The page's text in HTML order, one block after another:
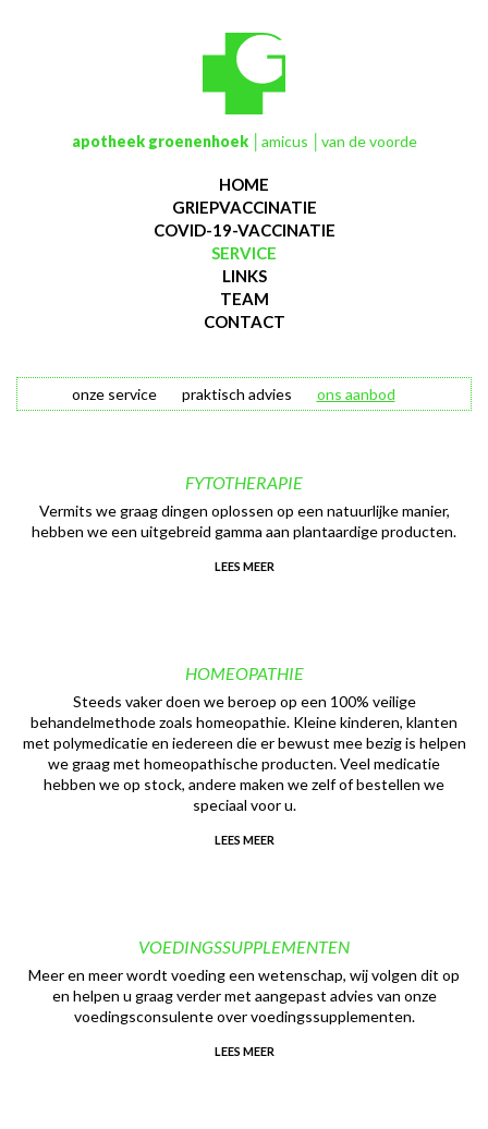
apotheek groenenhoek│amicus │van de voorde
HOME
GRIEPVACCINATIE
COVID-19-VACCINATIE
SERVICE
LINKS
TEAM
CONTACT
onze service praktisch advies ons aanbod
FYTOTHERAPIE
Vermits we graag dingen oplossen op een natuurlijke manier,
hebben we een uitgebreid gamma aan plantaardige producten.
LEES MEER
HOMEOPATHIE
Steeds vaker doen we beroep op een 100% veilige
behandelmethode zoals homeopathie. Kleine kinderen, klanten
met polymedicatie en iedereen die er bewust mee bezig is helpen
we graag met homeopathische producten. Veel medicatie
hebben we op stock, andere maken we zelf of bestellen we
speciaal voor u.
LEES MEER
VOEDINGSSUPPLEMENTEN
Meer en meer wordt voeding een wetenschap, wij volgen dit op
en helpen u graag verder met aangepast advies van onze
voedingsconsulente over voedingssupplementen.
LEES MEER